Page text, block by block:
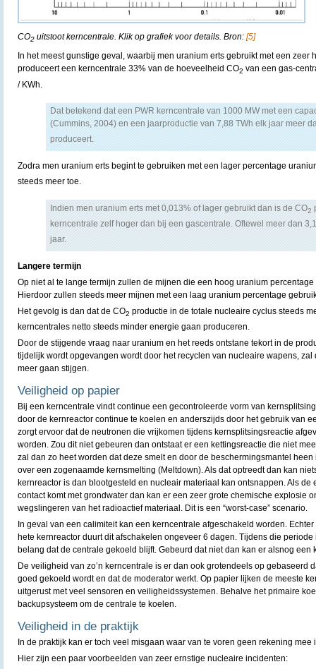
CO2 uitstoot kerncentrale. Klik op grafiek voor details. Bron: [5]
In het meest gunstige geval, waarbij men uranium erts gebruikt met een zeer
produceert een kerncentrale 33% van de hoeveelheid CO2 van een gas-
/ KWh.
Dat betekend dat een PWR kerncentrale van 1000 MW met een
(Cummins, 2004) en een jaarproductie van 7,88 TWh elk jaar meer
produceert.
Zodra men uranium erts begint te gebruiken met een lager percentage
steeds meer toe.
Indien men uranium erts met 0,013% of lager gebruikt dan is de CO2
kerncentrale zelf hoger dan bij een gascentrale. Oftewel meer dan
jaar.
Langere termijn
Op niet al te lange termijn zullen de mijnen die een hoog uranium
Hierdoor zullen steeds meer mijnen met een laag uranium percentage
Het gevolg is dan dat de CO2 productie in de totale nucleaire cyclus steeds
kerncentrales netto steeds minder energie gaan produceren.
Door de stijgende vraag naar uranium en het reeds ontstane tekort in de
tijdelijk wordt opgevangen wordt door het recyclen van nucleaire wapens, zal
meer gaan stijgen.
Veiligheid op papier
Bij een kerncentrale vindt continue een gecontroleerde vorm van
door de kernreactor continue te koelen en anderszijds door het gebruik van
zorgt ervoor dat de neutronen die vrijkomen tijdens kernsplitsingsreactie
worden. Zou dit niet gebeuren dan ontstaat er een kettingsreactie die niet
zal dan zo heet worden dat deze smelt en door de beschermingsmantel
over een zogenaamde kernsmelting (Meltdown). Als dat optreedt dan kan
kernreactor is dan blootgesteld en nucleair materiaal kan ontsnappen. Als de
contact komt met grondwater dan kan er een zeer grote chemische explosie
wegslingeren van het radioactief materiaal. Dit is een “worst-case” scenario.
In geval van een calimiteit kan een kerncentrale afgeschakeld worden.
hete kernreactor duurt dit afschakelen ongeveer 6 dagen. Tijdens die
belang dat de centrale gekoeld blijft. Gebeurd dat niet dan kan er alsnog een
De veiligheid van zo’n kerncentrale is er dan ook grotendeels op gebaseerd
goed gekoeld wordt en dat de moderator werkt. Op papier lijken de meeste
uitgerust met veel sensoren en veiligheidssystemen. Behalve het primaire
backupsysteem om de centrale te koelen.
Veiligheid in de praktijk
In de praktijk kan er toch veel misgaan waar van te voren geen rekening mee
Hier zijn een paar voorbeelden van zeer ernstige nucleaire incidenten: